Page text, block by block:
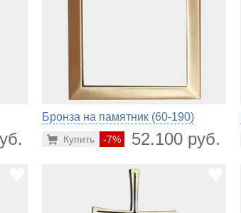
Бронза на памятник (60-190)
-7% 52.100 руб.
Купить